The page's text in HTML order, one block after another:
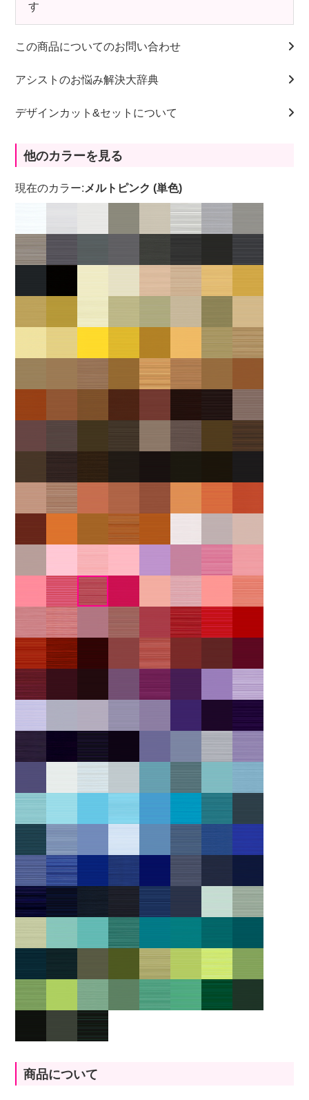
す
この商品についてのお問い合わせ
アシストのお悩み解決大辞典
デザインカット&セットについて
他のカラーを見る
現在のカラー: メルトピンク (単色)
商品について